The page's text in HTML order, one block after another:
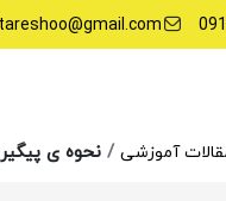
آموزشی نحوه ی